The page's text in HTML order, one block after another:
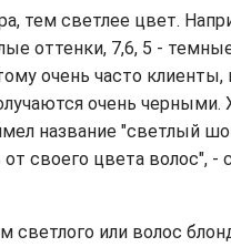
тем светлее цвет.
оттенки, 7,6, 5 -
очень часто клиенты,
очень черными.
название "светлый
своего цвета волос", -
светлого или волос